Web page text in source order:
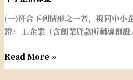
遍，
請
信
保
(一)符合下列情形之一者，視同中小
證： 1.企業（含創業貸款所輔導創
小
企
規
Read More »